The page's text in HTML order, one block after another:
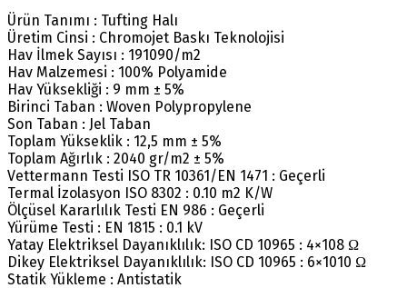
Ürün Tanımı : Tufting Halı
Üretim Cinsi : Chromojet Baskı Teknolojisi
Hav İlmek Sayısı : 191090/m2
Hav Malzemesi : 100% Polyamide
Hav Yüksekliği : 9 mm ± 5%
Birinci Taban : Woven Polypropylene
Son Taban : Jel Taban
Toplam Yükseklik : 12,5 mm ± 5%
Toplam Ağırlık : 2040 gr/m2 ± 5%
Vettermann Testi ISO TR 10361/EN 1471 : Geçerli
Termal İzolasyon ISO 8302 : 0.10 m2 K/W
Ölçüsel Kararlılık Testi EN 986 : Geçerli
Yürüme Testi : EN 1815 : 0.1 kV
Yatay Elektriksel Dayanıklılık: ISO CD 10965 : 4×108 Ω
Dikey Elektriksel Dayanıklılık: ISO CD 10965 : 6×1010 Ω
Statik Yükleme : Antistatik